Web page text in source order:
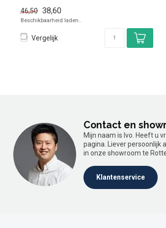
46,50 38,60
Beschikbaarheid laden..
Vergelijk
Contact en
Mijn naam is Ivo. Heeft u
pagina. Liever persoonlijk
in onze showroom te
Klantenservice